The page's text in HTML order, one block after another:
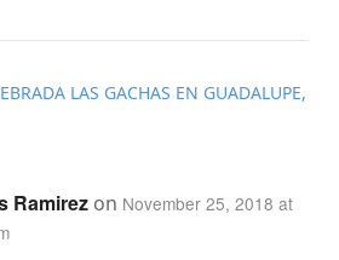
LAS GACHAS EN GUADALUPE,
Ramirez on November 25, 2018 at